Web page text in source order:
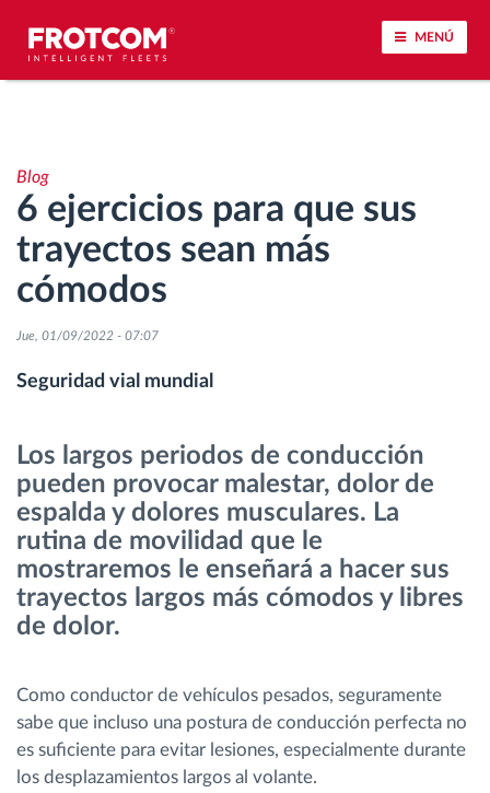
MENÚ
Análisis de la conducta en la conducción
Seguimiento del tiempo de conducción
Gestión de plantilla
Gestión de combustible
Planificación y seguimiento de rutas
Identificación automática del conductor
¿Cómo podemos ayudar en el control de la
Blog
6 ejercicios para que sus
trayectos sean más
cómodos
Jue, 01/09/2022 - 07:07
Seguridad vial mundial
Los largos periodos de conducción
pueden provocar malestar, dolor de
espalda y dolores musculares. La
rutina de movilidad que le
mostraremos le enseñará a hacer sus
trayectos largos más cómodos y libres
de dolor.
Como conductor de vehículos pesados, seguramente
sabe que incluso una postura de conducción perfecta no
es suficiente para evitar lesiones, especialmente durante
los desplazamientos largos al volante.